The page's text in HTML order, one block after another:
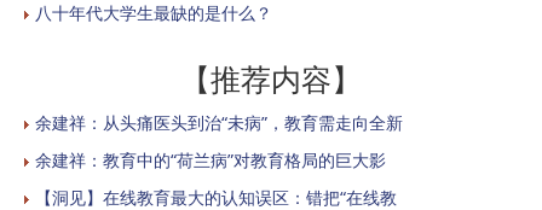
八十年代大学生最缺的是什么？
【推荐内容】
余建祥：从头痛医头到治“未病”，教育需走向全新
余建祥：教育中的“荷兰病”对教育格局的巨大影
【洞见】在线教育最大的认知误区：错把“在线教